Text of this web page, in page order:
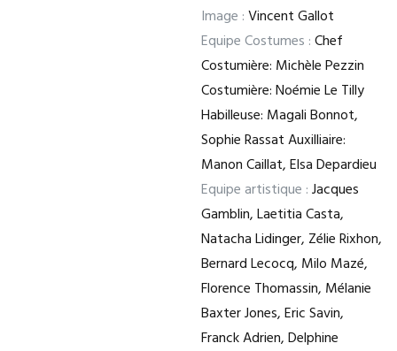
Image :Vincent Gallot
Equipe Costumes :Chef
Costumière: Michèle Pezzin
Costumière: Noémie Le Tilly
Habilleuse: Magali Bonnot,
Sophie Rassat Auxilliaire:
Manon Caillat, Elsa Depardieu
Equipe artistique :Jacques
Gamblin, Laetitia Casta,
Natacha Lidinger, Zélie Rixhon,
Bernard Lecocq, Milo Mazé,
Florence Thomassin, Mélanie
Baxter Jones, Eric Savin,
Franck Adrien, Delphine